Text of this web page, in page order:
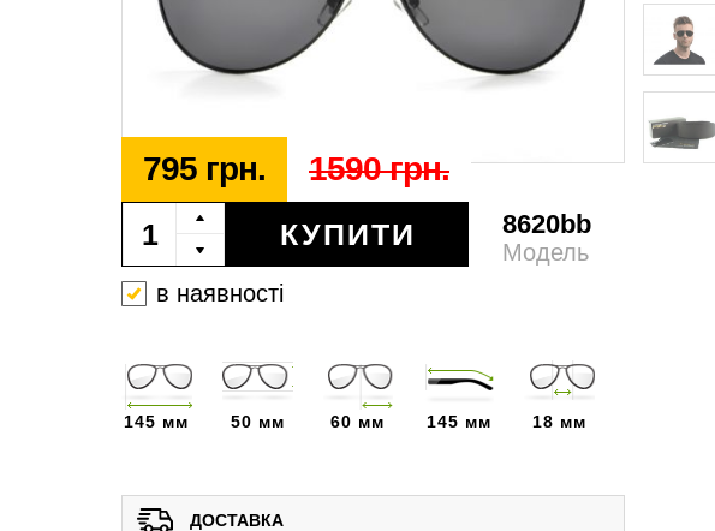
795 грн. 1590 грн.
КУПИТИ 8620bb
Модель
в наявності
145 мм 50 мм 60 мм 145 мм 18 мм
ДОСТАВКА